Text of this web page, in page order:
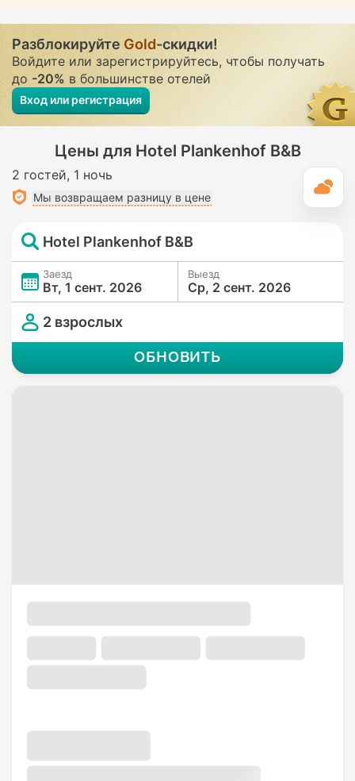
Разблокируйте Gold-скидки!
Войдите или зарегистрируйтесь, чтобы получать
до -20% в большинстве отелей
Вход или регистрация
Цены для Hotel Plankenhof B&B
2 гостей 1 ночь
Мы возвращаем разницу в цене
Hotel Plankenhof B&B
Заезд
Вт, 1 сент. 2026
Выезд
Ср, 2 сент. 2026
2 взрослых
ОБНОВИТЬ